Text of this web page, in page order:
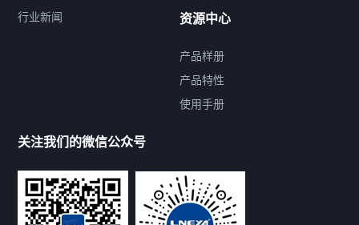
提交您的需求，免费获取产品资料
--亦可拨打我们的24小时服务咨询热线--
行业新闻
资源中心
产品样册
产品特性
使用手册
关注我们的微信公众号